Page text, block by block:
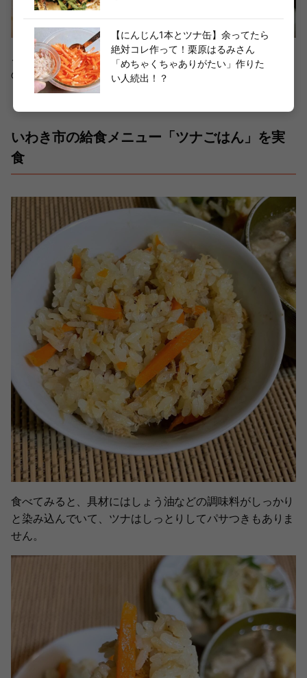
ご飯の白い部分が残らないようにしっかりと混ぜ合わせる
のが◎。
いわき市の給食メニュー「ツナごはん」を実
食
食べてみると、具材にはしょう油などの調味料がしっかり
と染み込んでいて、ツナはしっとりしてパサつきもありま
せん。
【にんじん1本とツナ缶】余ってたら
絶対コレ作って！栗原はるみさん
「めちゃくちゃありがたい」作りた
い人続出！？